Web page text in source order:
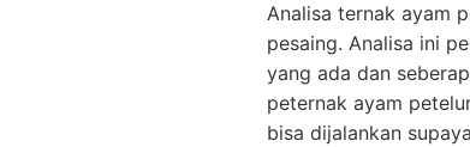
Analisa ternak ayam
pesaing. Analisa ini
yang ada dan
peternak ayam
bisa dijalankan